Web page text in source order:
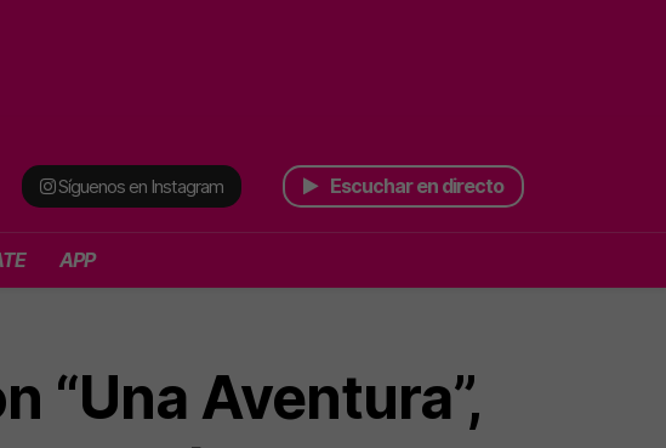
Síguenos en Instagram Escuchar en directo
APP
“Una Aventura”,